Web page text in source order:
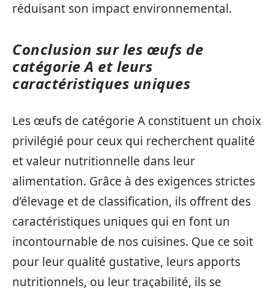
réduisant son impact environnemental.
Conclusion sur les œufs de
catégorie A et leurs
caractéristiques uniques
Les œufs de catégorie A constituent un choix
privilégié pour ceux qui recherchent qualité
et valeur nutritionnelle dans leur
alimentation. Grâce à des exigences strictes
d’élevage et de classification, ils offrent des
caractéristiques uniques qui en font un
incontournable de nos cuisines. Que ce soit
pour leur qualité gustative, leurs apports
nutritionnels, ou leur traçabilité, ils se